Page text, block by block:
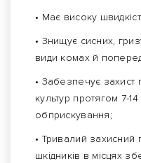
• Має високу
• Знищує сисних,
види комах й
• Забезпечує захист
культур протягом 7-
обприскування;
• Тривалий захисний
шкідників в місцях